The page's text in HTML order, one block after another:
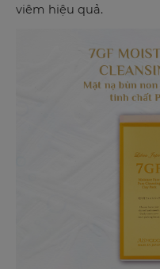
viêm hiệu quả.